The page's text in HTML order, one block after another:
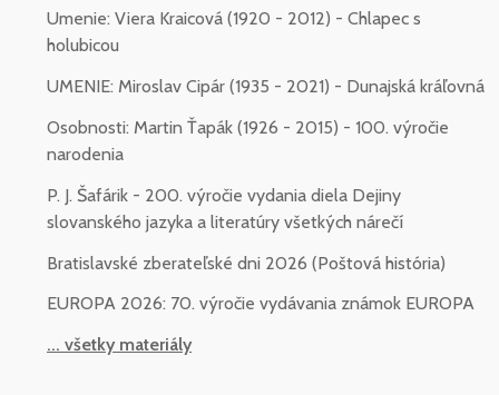
Umenie: Viera Kraicová (1920 - 2012) - Chlapec s
holubicou
UMENIE: Miroslav Cipár (1935 - 2021) - Dunajská kráľovná
Osobnosti: Martin Ťapák (1926 - 2015) - 100. výročie
narodenia
P. J. Šafárik - 200. výročie vydania diela Dejiny
slovanského jazyka a literatúry všetkých nárečí
Bratislavské zberateľské dni 2026 (Poštová história)
EUROPA 2026: 70. výročie vydávania známok EUROPA
... všetky materiály